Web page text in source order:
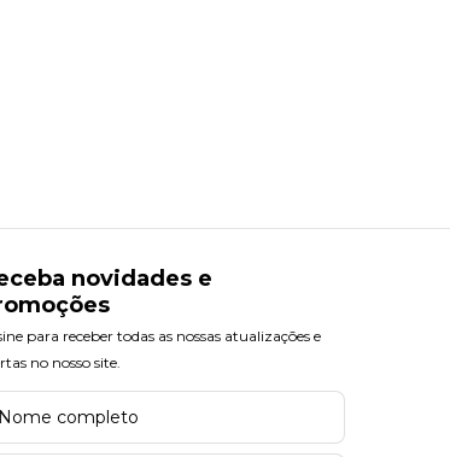
novidades e
para receber todas as nossas atualizações e
no nosso site.